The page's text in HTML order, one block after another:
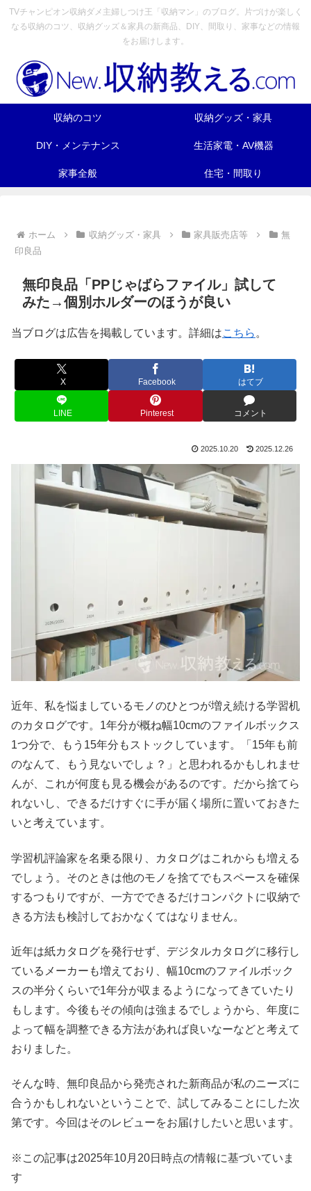
TVチャンピオン収納ダメ主婦しつけ王「収納マン」のブログ。片づけが楽しく
なる収納のコツ、収納グッズ＆家具の新商品、DIY、間取り、家事などの情報
をお届けします。
収納のコツ 収納グッズ・家具
DIY・メンテナンス 生活家電・AV機器
家事全般 住宅・間取り
ホーム 収納グッズ・家具 家具販売店等
無
印良品
無印良品「PPじゃばらファイル」試して
みた→個別ホルダーのほうが良い
当ブログは広告を掲載しています。詳細はこちら 。
X Facebook はてブ
LINE Pinterest コメント
2025.10.20 2025.12.26
近年、私を悩ましているモノのひとつが増え続ける学習机
のカタログです。1年分が概ね幅10cmのファイルボックス
1つ分で、もう15年分もストックしています。「15年も前
のなんて、もう見ないでしょ？」と思われるかもしれませ
んが、これが何度も見る機会があるのです。だから捨てら
れないし、できるだけすぐに手が届く場所に置いておきた
いと考えています。
学習机評論家を名乗る限り、カタログはこれからも増える
でしょう。そのときは他のモノを捨てでもスペースを確保
するつもりですが、一方でできるだけコンパクトに収納で
きる方法も検討しておかなくてはなりません。
近年は紙カタログを発行せず、デジタルカタログに移行し
ているメーカーも増えており、幅10cmのファイルボック
スの半分くらいで1年分が収まるようになってきていたり
もします。今後もその傾向は強まるでしょうから、年度に
よって幅を調整できる方法があれば良いなーなどと考えて
おりました。
そんな時、無印良品から発売された新商品が私のニーズに
合うかもしれないということで、試してみることにした次
第です。今回はそのレビューをお届けしたいと思います。
※この記事は2025年10月20日時点の情報に基づいていま
す